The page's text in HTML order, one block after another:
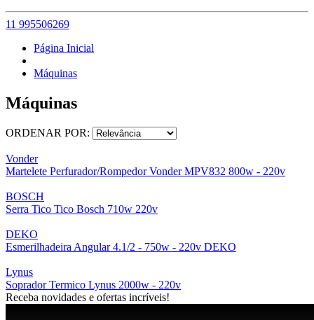
11 995506269
Página Inicial
Máquinas
Máquinas
ORDENAR POR:
Vonder
Martelete Perfurador/Rompedor Vonder MPV832 800w - 220v
BOSCH
Serra Tico Tico Bosch 710w 220v
DEKO
Esmerilhadeira Angular 4.1/2 - 750w - 220v DEKO
Lynus
Soprador Termico Lynus 2000w - 220v
Receba novidades e ofertas incríveis!